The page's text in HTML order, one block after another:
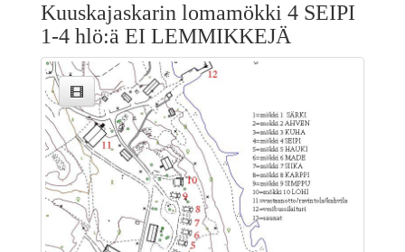
Kuuskajaskarin lomamökki 4 SEIPI
1-4 hlö:ä EI LEMMIKKEJÄ